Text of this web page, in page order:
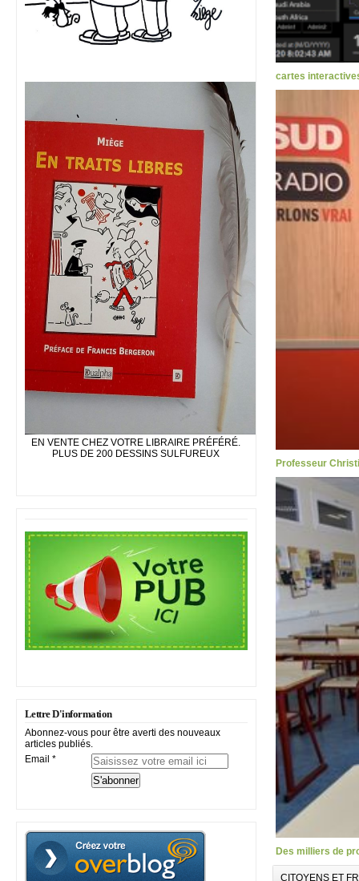
EN VENTE CHEZ VOTRE LIBRAIRE PRÉFÉRÉ.
PLUS DE 200 DESSINS SULFUREUX
Lettre D'information
Abonnez-vous pour être averti des nouveaux
articles publiés.
Email
cartes
Professeur
Des milliers de
CITOYENS ET